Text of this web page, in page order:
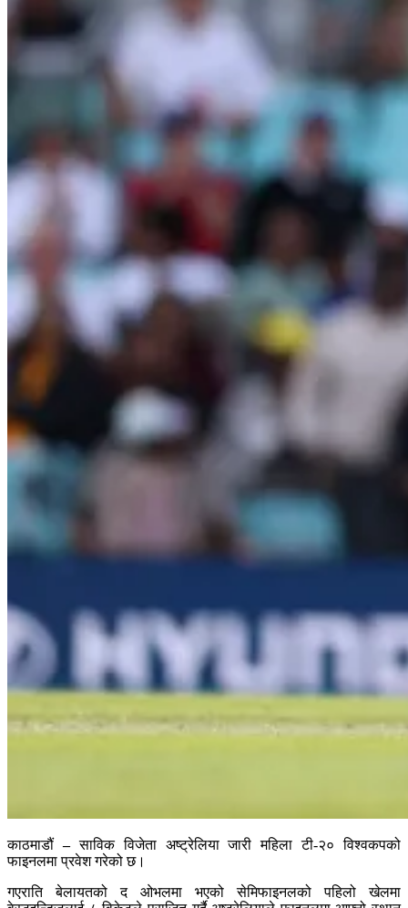
काठमाडौं –साविक विजेता अष्ट्रेलिया जारी महिला टी-२० विश्वकपको
फाइनलमा प्रवेश गरेको छ।
गएराति बेलायतको द ओभलमा भएको सेमिफाइनलको पहिलो खेलमा